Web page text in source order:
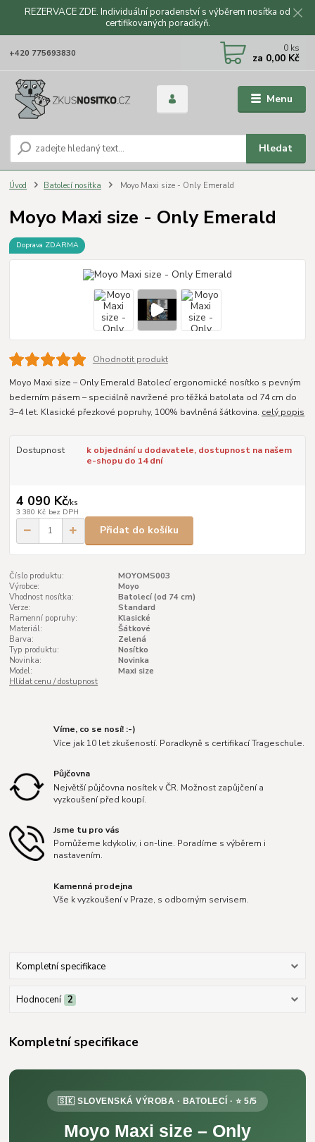
REZERVACE ZDE. Individuální poradenství s výběrem nosítka od
certifikovaných poradkyň.
Menu
Hledat
+420 775693830 0 ks
za 0,00 Kč
Úvod Batolecí nosítka Moyo Maxi size - Only Emerald
Moyo Maxi size - Only Emerald
Doprava ZDARMA
Ohodnotit produkt
Moyo Maxi size – Only Emerald Batolecí ergonomické nosítko s pevným
bederním pásem – speciálně navržené pro těžká batolata od 74 cm do
3–4 let. Klasické přezkové popruhy, 100% bavlněná šátkovina. celý popis
Dostupnost
k objednání u dodavatele, dostupnost na našem
e-shopu do 14 dní
4 090 Kč/ks
3 380 Kč bez DPH
Přidat do košíku
Číslo produktu:
MOYOMS003
Výrobce:
Moyo
Vhodnost nosítka:
Batolecí (od 74 cm)
Verze:
Standard
Ramenní popruhy:
Klasické
Materiál:
Šátkové
Barva:
Zelená
Typ produktu:
Nosítko
Novinka:
Novinka
Model:
Maxi size
Hlídat cenu / dostupnost
Víme, co se nosí! :-)
Více jak 10 let zkušeností. Poradkyně s certifikací Trageschule.
Půjčovna
Největší půjčovna nosítek v ČR. Možnost zapůjčení a
vyzkoušení před koupí.
Jsme tu pro vás
Pomůžeme kdykoliv, i on-line. Poradíme s výběrem i
nastavením.
Kamenná prodejna
Vše k vyzkoušení v Praze, s odborným servisem.
Kompletní specifikace
Hodnocení 2
Kompletní specifikace
🇸🇰 SLOVENSKÁ VÝROBA · BATOLECÍ · ⭐ 5/5
Moyo Maxi size – Only